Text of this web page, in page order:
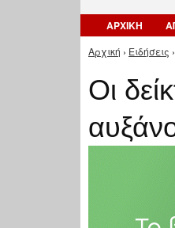
ΑΡΧΙΚΗ
Είστε εδώ
Αρχική › Ειδήσεις
Οι